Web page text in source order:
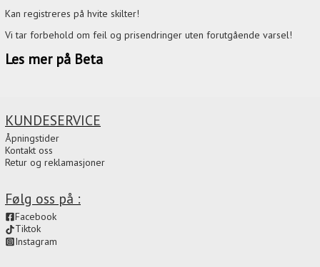
Kan registreres på hvite skilter!
Vi tar forbehold om feil og prisendringer uten forutgående varsel!
Les mer på Beta
Følg oss på :
Facebook
Tiktok
Instagram
KUNDESERVICE
Åpningstider
Kontakt oss
Retur og reklamasjoner